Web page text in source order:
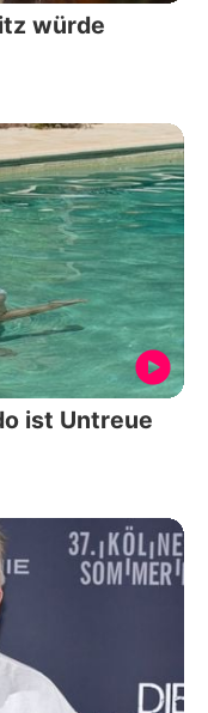
würde
ist Untreue